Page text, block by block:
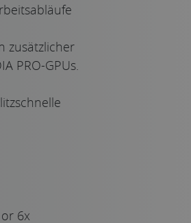
zusätzlicher
PRO-GPUs.
6x